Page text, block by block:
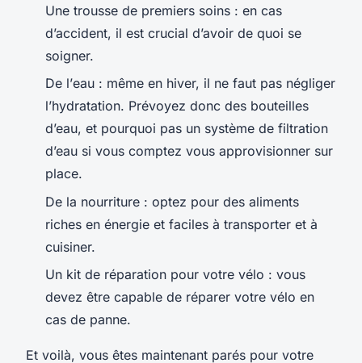
Une trousse de premiers soins : en cas
d’accident, il est crucial d’avoir de quoi se
soigner.
De l’eau : même en hiver, il ne faut pas négliger
l’hydratation. Prévoyez donc des bouteilles
d’eau, et pourquoi pas un système de filtration
d’eau si vous comptez vous approvisionner sur
place.
De la nourriture : optez pour des aliments
riches en énergie et faciles à transporter et à
cuisiner.
Un kit de réparation pour votre vélo : vous
devez être capable de réparer votre vélo en
cas de panne.
Et voilà, vous êtes maintenant parés pour votre